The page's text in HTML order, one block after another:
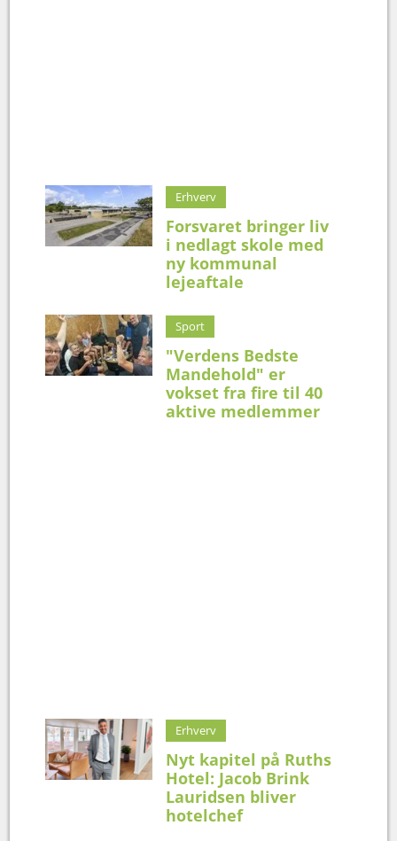
Erhverv
Forsvaret bringer liv
i nedlagt skole med
ny kommunal
lejeaftale
Sport
"Verdens Bedste
Mandehold" er
vokset fra fire til 40
aktive medlemmer
Erhverv
Nyt kapitel på Ruths
Hotel: Jacob Brink
Lauridsen bliver
hotelchef